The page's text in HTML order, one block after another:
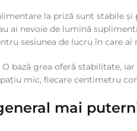
la priză sunt stabile
ai nevoie de lumină
sesiunea de lucru în care ai
bază grea oferă stabilitate,
mic, fiecare centimetru
mai